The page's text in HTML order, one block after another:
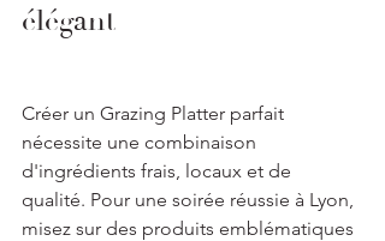
élégant
Créer un Grazing Platter parfait
nécessite une combinaison
d'ingrédients frais, locaux et de
qualité. Pour une soirée réussie à Lyon,
misez sur des produits emblématiques